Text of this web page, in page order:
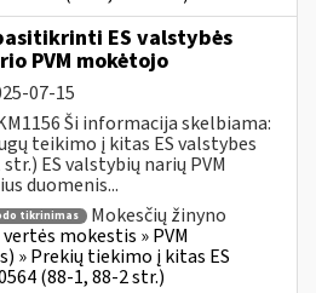
ES valstybės
PVM mokėtojo
07-15
Ši informacija skelbiama:
teikimo į kitas ES valstybes
ES valstybių narių PVM
duomenis...
tikrinimas
Mokesčių žinyno
mokestis » PVM
» Prekių tiekimo į kitas ES
(88-1, 88-2 str.)